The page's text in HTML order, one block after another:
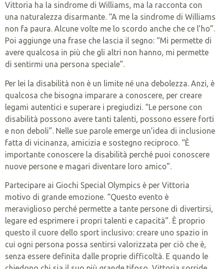
Vittoria ha la sindrome di Williams, ma la racconta con
una naturalezza disarmante. “A me la sindrome di Williams
non fa paura. Alcune volte me lo scordo anche che ce l’ho”.
Poi aggiunge una frase che lascia il segno: “Mi permette di
avere qualcosa in più che gli altri non hanno, mi permette
di sentirmi una persona speciale”.
Per lei la disabilità non è un limite né una debolezza. Anzi, è
qualcosa che bisogna imparare a conoscere, per creare
legami autentici e superare i pregiudizi. “Le persone con
disabilità possono avere tanti talenti, possono essere forti
e non deboli”. Nelle sue parole emerge un’idea di inclusione
fatta di vicinanza, amicizia e sostegno reciproco. “È
importante conoscere la disabilità perché puoi conoscere
nuove persone e magari diventare loro amico”.
Partecipare ai Giochi Special Olympics è per Vittoria
motivo di grande emozione. “Questo evento è
meraviglioso perché permette a tante persone di divertirsi,
legare ed esprimere i propri talenti e capacità”. È proprio
questo il cuore dello sport inclusivo: creare uno spazio in
cui ogni persona possa sentirsi valorizzata per ciò che è,
senza essere definita dalle proprie difficoltà. E quando le